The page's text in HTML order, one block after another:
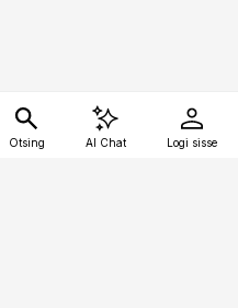
Otsing AI Chat Logi sisse